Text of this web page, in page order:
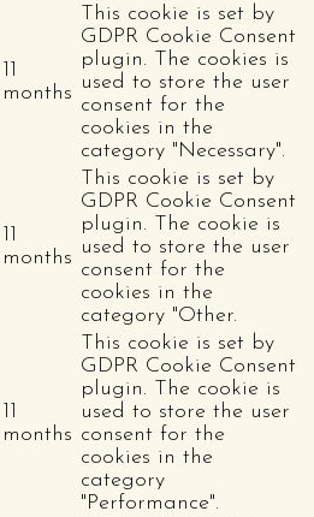
11
months
This cookie is set by
GDPR Cookie Consent
plugin. The cookies is
used to store the user
consent for the
cookies in the
category "Necessary".
11
months
This cookie is set by
GDPR Cookie Consent
plugin. The cookie is
used to store the user
consent for the
cookies in the
category "Other.
11
months
This cookie is set by
GDPR Cookie Consent
plugin. The cookie is
used to store the user
consent for the
cookies in the
category
"Performance".